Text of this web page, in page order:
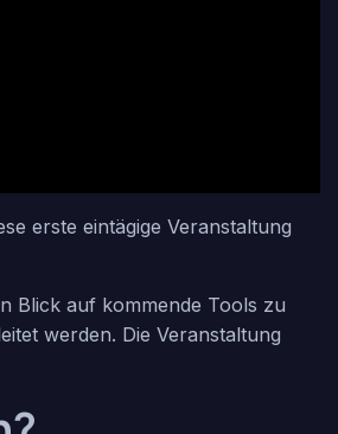
erste eintägige Veranstaltung
Blick auf kommende Tools zu
werden. Die Veranstaltung